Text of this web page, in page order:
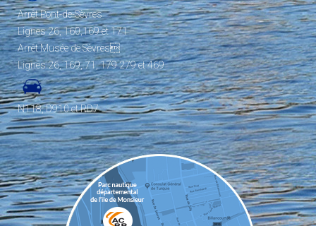
Arrêt Pont-de-Sèvres
Lignes 26, 160,169 et 171
Arrêt Musée de Sèvres
Lignes 26, 169, 71, 179 279 et 469
N118, D910 et RD7